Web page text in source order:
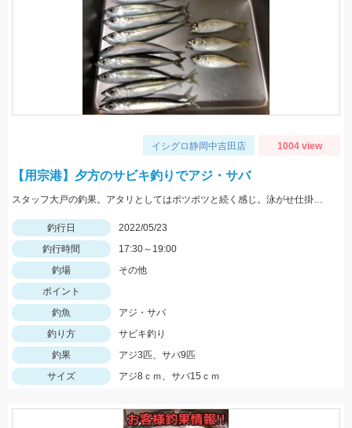
イシグロ静岡中吉田店 1004 view
【用宗港】夕方のサビキ釣りでアジ・サバ
スタッフ大戸の釣果。アタリとしてはポツポツと続く感じ。泳がせ仕掛で青物も狙えるかも。
釣行日
2022/05/23
釣行時間
17:30～19:00
釣場
その他
ポイント
釣魚
アジ・サバ
釣り方
サビキ釣り
釣果
アジ3匹、サバ9匹
サイズ
アジ8ｃｍ、サバ15ｃｍ